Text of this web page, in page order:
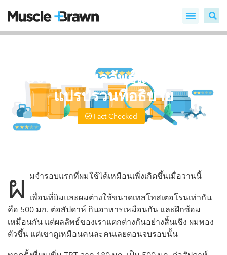
500 มก.: ผลลัพธ์และความ
แปรปรวนที่อธิบาย
Fact Checked
ผ มจำรอบแรกที่ผมใช้ได้เหมือนเพิ่งเกิดขึ้นเมื่อวานนี้
เพื่อนที่ยิมและผมต่างใช้ขนาดเทสโทสเตอโรนเท่ากัน
คือ 500 มก. ต่อสัปดาห์ กินอาหารเหมือนกัน และฝึกซ้อม
เหมือนกัน แต่ผลลัพธ์ของเราแตกต่างกันอย่างสิ้นเชิง ผมพอง
ตัวขึ้น แต่เขาดูเหมือนคนละคนเลยตอนจบรอบนั้น